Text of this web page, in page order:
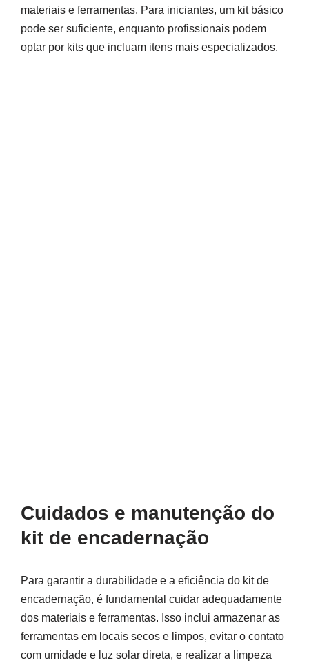
materiais e ferramentas. Para iniciantes, um kit básico
pode ser suficiente, enquanto profissionais podem
optar por kits que incluam itens mais especializados.
Cuidados e manutenção do
kit de encadernação
Para garantir a durabilidade e a eficiência do kit de
encadernação, é fundamental cuidar adequadamente
dos materiais e ferramentas. Isso inclui armazenar as
ferramentas em locais secos e limpos, evitar o contato
com umidade e luz solar direta, e realizar a limpeza